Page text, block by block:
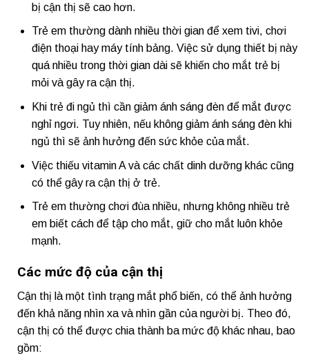
bị cận thị sẽ cao hơn.
Trẻ em thường dành nhiều thời gian để xem tivi, chơi
điện thoại hay máy tính bảng. Việc sử dụng thiết bị này
quá nhiều trong thời gian dài sẽ khiến cho mắt trẻ bị
mỏi và gây ra cận thị.
Khi trẻ đi ngủ thì cần giảm ánh sáng đèn để mắt được
nghỉ ngơi. Tuy nhiên, nếu không giảm ánh sáng đèn khi
ngủ thì sẽ ảnh hưởng đến sức khỏe của mắt.
Việc thiếu vitamin A và các chất dinh dưỡng khác cũng
có thể gây ra cận thị ở trẻ.
Trẻ em thường chơi đùa nhiều, nhưng không nhiều trẻ
em biết cách để tập cho mắt, giữ cho mắt luôn khỏe
mạnh.
Các mức độ của cận thị
Cận thị là một tình trạng mắt phổ biến, có thể ảnh hưởng
đến khả năng nhìn xa và nhìn gần của người bị. Theo đó,
cận thị có thể được chia thành ba mức độ khác nhau, bao
gồm: